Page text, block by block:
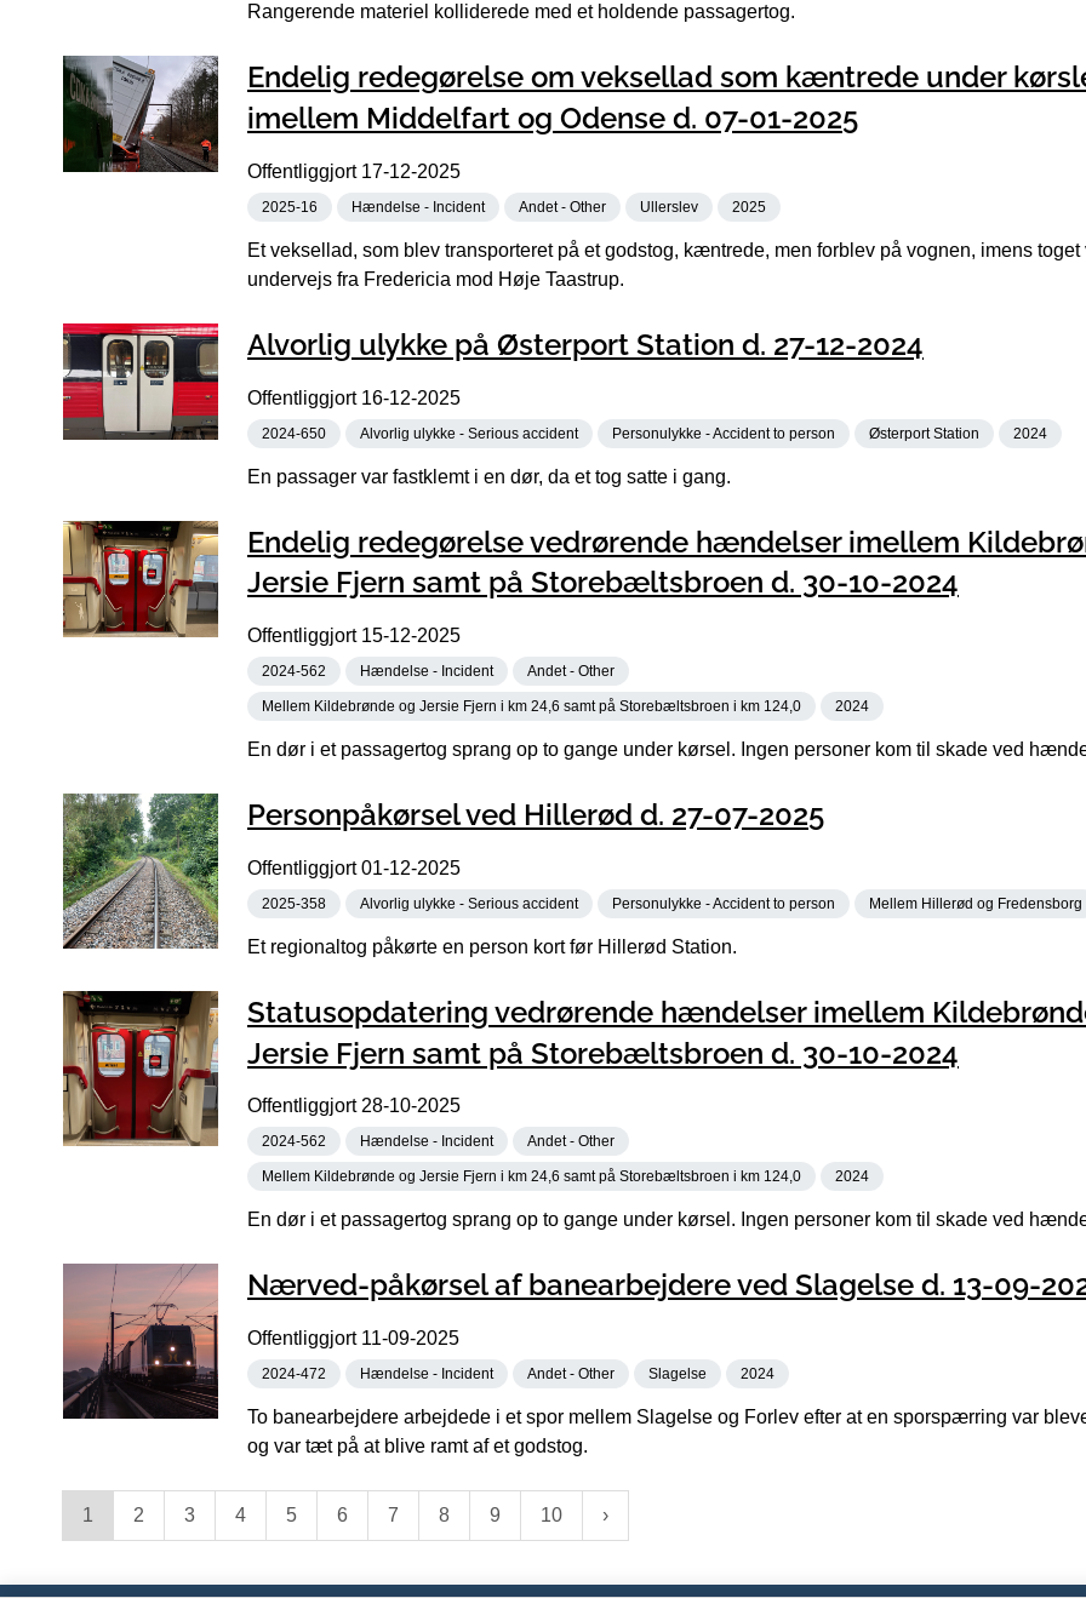
Rangerende materiel kolliderede med et holdende passagertog.
Endelig redegørelse om veksellad som kæntrede under
imellem Middelfart og Odense d. 07-01-2025
Offentliggjort 17-12-2025
2025-16 Hændelse - Incident Andet - Other Ullerslev 2025
Et veksellad, som blev transporteret på et godstog, kæntrede, men forblev på vognen, imens toget
undervejs fra Fredericia mod Høje Taastrup.
Alvorlig ulykke på Østerport Station d. 27-12-2024
Offentliggjort 16-12-2025
2024-650 Alvorlig ulykke - Serious accident Personulykke - Accident to person Østerport Station 2024
En passager var fastklemt i en dør, da et tog satte i gang.
Endelig redegørelse vedrørende hændelser imellem
Jersie Fjern samt på Storebæltsbroen d. 30-10-2024
Offentliggjort 15-12-2025
2024-562 Hændelse - Incident Andet - Other
Mellem Kildebrønde og Jersie Fjern i km 24,6 samt på Storebæltsbroen i km 124,0 2024
En dør i et passagertog sprang op to gange under kørsel. Ingen personer kom til skade ved
Personpåkørsel ved Hillerød d. 27-07-2025
Offentliggjort01-12-2025
2025-358 Alvorlig ulykke - Serious accident Personulykke - Accident to person Mellem Hillerød og Fredensborg
Et regionaltog påkørte en person kort før Hillerød Station.
Statusopdatering vedrørende hændelser imellem
Jersie Fjern samt på Storebæltsbroen d. 30-10-2024
Offentliggjort28-10-2025
2024-562 Hændelse - Incident Andet - Other
Mellem Kildebrønde og Jersie Fjern i km 24,6 samt på Storebæltsbroen i km 124,0 2024
En dør i et passagertog sprang op to gange under kørsel. Ingen personer kom til skade ved
Nærved-påkørsel af banearbejdere ved Slagelse d. 13-09-
Offentliggjort 11-09-2025
2024-472 Hændelse - Incident Andet - Other Slagelse 2024
To banearbejdere arbejdede i et spor mellem Slagelse og Forlev efter at en sporspærring var
og var tæt på at blive ramt af et godstog.
1 2 3 4 5 6 7 8 9 10